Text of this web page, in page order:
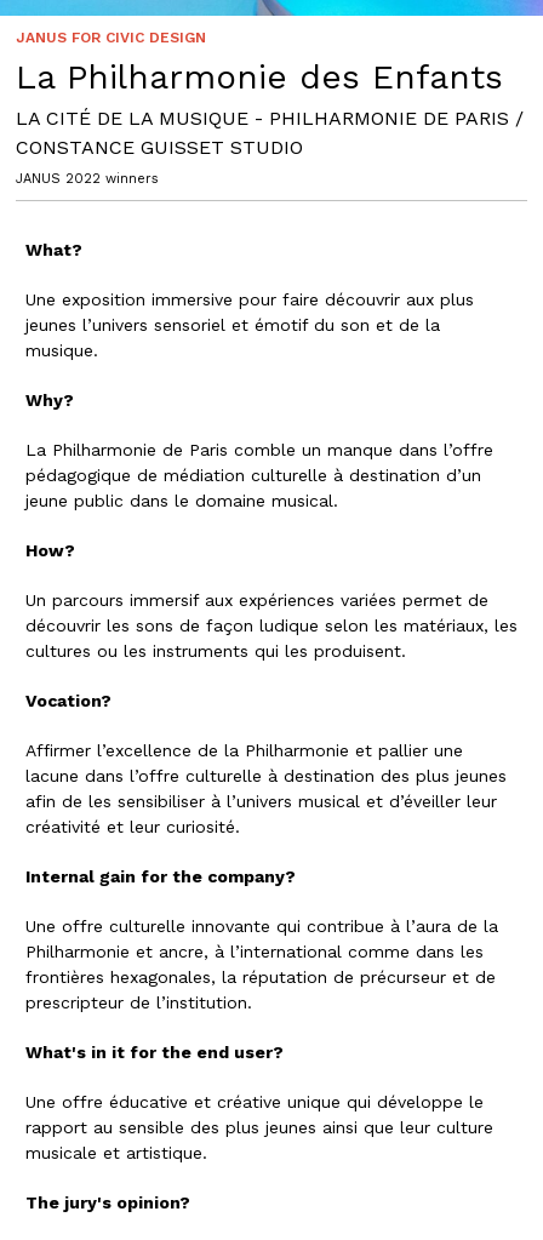
JANUS FOR CIVIC DESIGN
La Philharmonie des Enfants
LA CITÉ DE LA MUSIQUE - PHILHARMONIE DE PARIS /
CONSTANCE GUISSET STUDIO
JANUS 2022 winners
What?
Une exposition immersive pour faire découvrir aux plus
jeunes l’univers sensoriel et émotif du son et de la
musique.
Why?
La Philharmonie de Paris comble un manque dans l’offre
pédagogique de médiation culturelle à destination d’un
jeune public dans le domaine musical.
How?
Un parcours immersif aux expériences variées permet de
découvrir les sons de façon ludique selon les matériaux, les
cultures ou les instruments qui les produisent.
Vocation?
Affirmer l’excellence de la Philharmonie et pallier une
lacune dans l’offre culturelle à destination des plus jeunes
afin de les sensibiliser à l’univers musical et d’éveiller leur
créativité et leur curiosité.
Internal gain for the company?
Une offre culturelle innovante qui contribue à l’aura de la
Philharmonie et ancre, à l’international comme dans les
frontières hexagonales, la réputation de précurseur et de
prescripteur de l’institution.
What's in it for the end user?
Une offre éducative et créative unique qui développe le
rapport au sensible des plus jeunes ainsi que leur culture
musicale et artistique.
The jury's opinion?